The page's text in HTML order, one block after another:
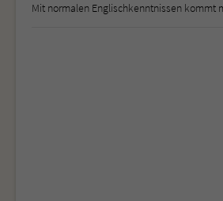
Mit normalen Englischkenntnissen kommt